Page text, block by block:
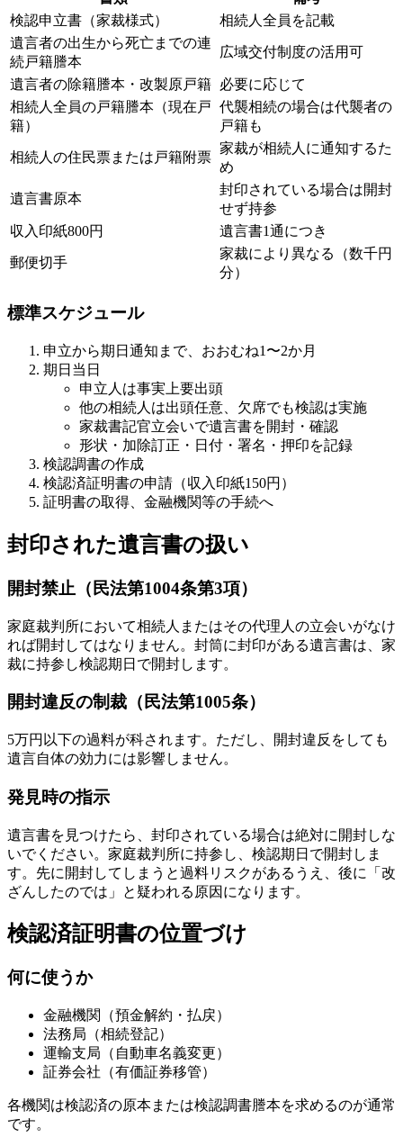
検認申立書（家裁様式）
相続人全員を記載
遺言者の出生から死亡までの連
続戸籍謄本
広域交付制度の活用可
遺言者の除籍謄本・改製原戸籍 必要に応じて
相続人全員の戸籍謄本（現在戸
籍）
代襲相続の場合は代襲者の
戸籍も
相続人の住民票または戸籍附票
家裁が相続人に通知するた
め
遺言書原本
封印されている場合は開封
せず持参
収入印紙800円
遺言書1通につき
郵便切手
家裁により異なる（数千円
分）
標準スケジュール
申立から期日通知まで、おおむね1〜2か月
期日当日
申立人は事実上要出頭
他の相続人は出頭任意、欠席でも検認は実施
家裁書記官立会いで遺言書を開封・確認
形状・加除訂正・日付・署名・押印を記録
検認調書の作成
検認済証明書の申請（収入印紙150円）
証明書の取得、金融機関等の手続へ
封印された遺言書の扱い
開封禁止（民法第1004条第3項）
家庭裁判所において相続人またはその代理人の立会いがなけ
れば開封してはなりません。封筒に封印がある遺言書は、家
裁に持参し検認期日で開封します。
開封違反の制裁（民法第1005条）
5万円以下の過料が科されます。ただし、開封違反をしても
遺言自体の効力には影響しません。
発見時の指示
遺言書を見つけたら、封印されている場合は絶対に開封しな
いでください。家庭裁判所に持参し、検認期日で開封しま
す。先に開封してしまうと過料リスクがあるうえ、後に「改
ざんしたのでは」と疑われる原因になります。
検認済証明書の位置づけ
何に使うか
金融機関（預金解約・払戻）
法務局（相続登記）
運輸支局（自動車名義変更）
証券会社（有価証券移管）
各機関は検認済の原本または検認調書謄本を求めるのが通常
です。